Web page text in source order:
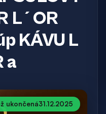
L´OR
KÁVU L
a
ukončená31.12.2025